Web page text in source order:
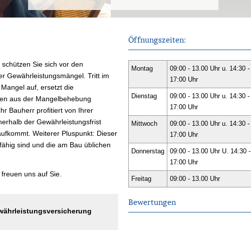
Öffnungszeiten:
Montag
09:00 - 13.00 Uhr u. 14:30 -
17:00 Uhr
Dienstag
09:00 - 13.00 Uhr u. 14:30 -
17:00 Uhr
Mittwoch
09:00 - 13.00 Uhr u. 14:30 -
17:00 Uhr
Donnerstag
09:00 - 13.00 Uhr U. 14:30 -
17:00 Uhr
Freitag 09:00 - 13.00 Uhr
Bewertungen
Sie sich vor den
Gewährleistungsmängel. Tritt im
auf, ersetzt die
aus der Mangelbehebung
Bauherr profitiert von Ihrer
der Gewährleistungsfrist
Weiterer Pluspunkt: Dieser
sind und die am Bau üblichen
uns auf Sie.